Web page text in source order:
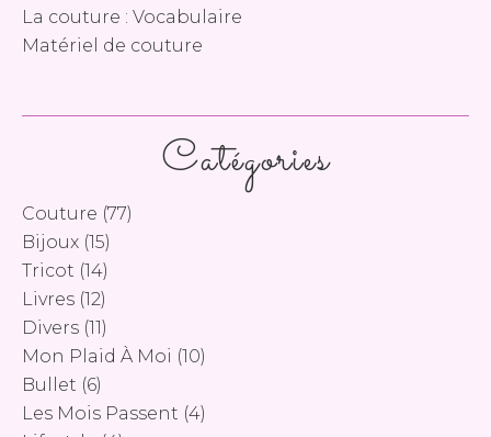
Catégories
Couture (77)
Bijoux (15)
Tricot (14)
Livres (12)
Divers (11)
Mon Plaid À Moi (10)
Bullet (6)
Les Mois Passent (4)
La couture : Vocabulaire
Matériel de couture